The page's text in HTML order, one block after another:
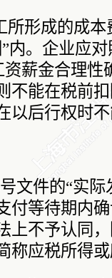
所形成的成
内。企业应
资薪金合理性
不能在税前
以后行权时
号文件的“实
付等待期内
上不予认同
称应税所得